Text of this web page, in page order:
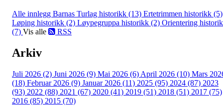
Alle innlegg Barnas Turlag historikk (13) Ertetrimmen historikk (5)
Løping historikk (2) Løypegruppa historikk (2) Orientering
(7) Vis alle RSS
Arkiv
Juli 2026 (2) Juni 2026 (9) Mai 2026 (6) April 2026 (10) Mars
(18) Februar 2026 (9) Januar 2026 (11) 2025 (95) 2024 (87) 2023
(93) 2022 (88) 2021 (67) 2020 (41) 2019 (51) 2018 (51) 2017 (75)
2016 (85) 2015 (70)